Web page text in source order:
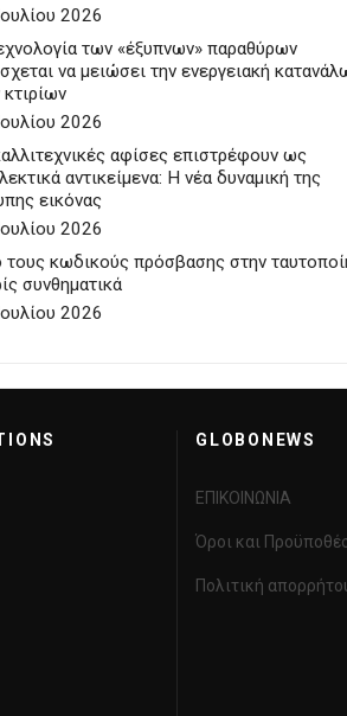
ΤΟΥ Η ΣΥΓΚΙΝΗΤΙΚΉ
2026
των «έξυπνων» παραθύρων
να μειώσει την ενεργειακή
2026
αφίσες επιστρέφουν ως
αντικείμενα: Η νέα δυναμική της
εικόνας
2026
κωδικούς πρόσβασης στην
συνθηματικά
2026
GLOBONEWS
ΕΠΙΚΟΙΝΩΝΙΑ
Όροι και
Πολιτική